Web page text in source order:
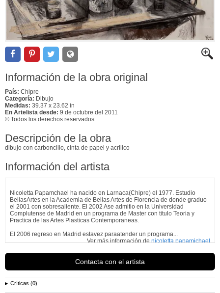
Información de la obra original
País: Chipre
Categoría: Dibujo
Medidas: 39.37 x 23.62 in
En Artelista desde: 9 de octubre del 2011
© Todos los derechos reservados
Descripción de la obra
dibujo con carboncillo, cinta de papel y acrilico
Información del artista
Nicoletta Papamchael ha nacido en Larnaca(Chipre) el 1977. Estudio
BellasArtes en la Academia de Bellas Artes de Florencia de donde graduo
el 2001 con sobresaliente. El 2002 Ase admitio en la Universidad
Complutense de Madrid en un programa de Master con titulo Teoria y
Practica de las Artes Plasticas Contemporaneas.
El 2006 regreso en Madrid estavez paraatender un programa...
Ver más información denicoletta papamichael
Contacta con el artista
Críticas (0)